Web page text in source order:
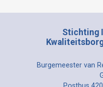
Stichting
Burgemeester van